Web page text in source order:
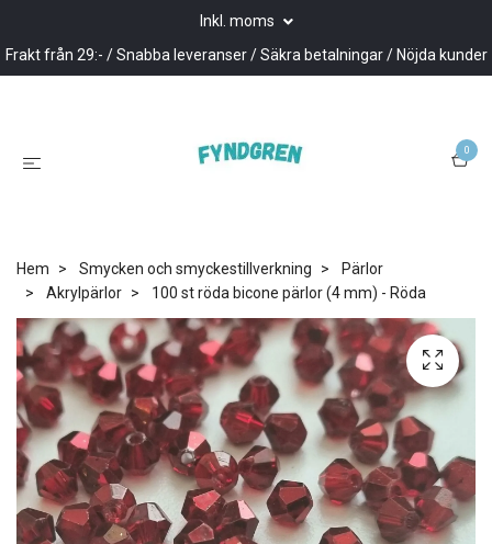
Inkl. moms
Frakt från 29:- / Snabba leveranser / Säkra betalningar / Nöjda kunder
0
Hem Smycken och smyckestillverkning
Pärlor
Akrylpärlor
100 st röda bicone pärlor (4 mm) - Röda